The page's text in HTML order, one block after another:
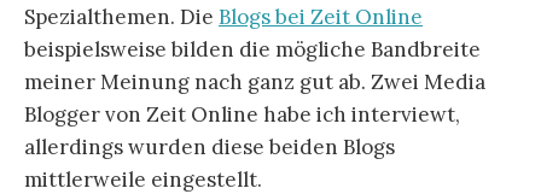
Spezialthemen. Die Blogs bei Zeit Online
beispielsweise bilden die mögliche Bandbreite
meiner Meinung nach ganz gut ab. Zwei Media
Blogger von Zeit Online habe ich interviewt,
allerdings wurden diese beiden Blogs
mittlerweile eingestellt.